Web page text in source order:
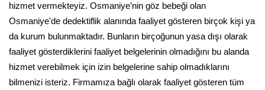
hizmet vermekteyiz. Osmaniye’nin göz bebeği olan
Osmaniye'de dedektiflik alanında faaliyet gösteren birçok kişi ya
da kurum bulunmaktadır. Bunların birçoğunun yasa dışı olarak
faaliyet gösterdiklerini faaliyet belgelerinin olmadığını bu alanda
hizmet verebilmek için izin belgelerine sahip olmadıklarını
bilmenizi isteriz. Firmamıza bağlı olarak faaliyet gösteren tüm